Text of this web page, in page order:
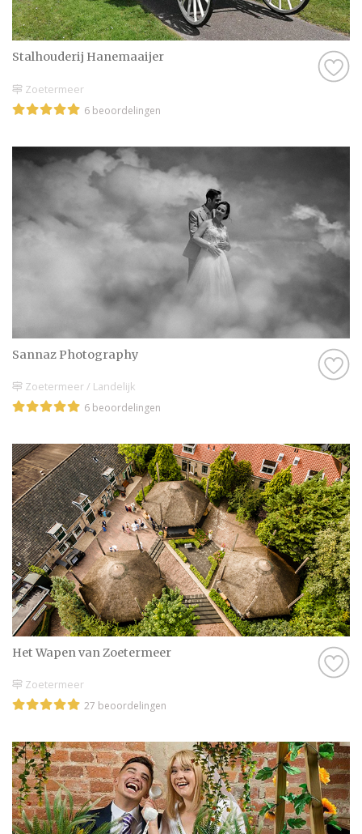
Stalhouderij Hanemaaijer
Zoetermeer
6 beoordelingen
Sannaz Photography
Zoetermeer / Landelijk
6 beoordelingen
Het Wapen van Zoetermeer
Zoetermeer
27 beoordelingen